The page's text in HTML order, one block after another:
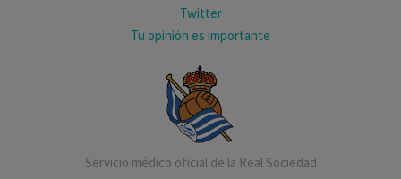
Twitter
Tu opinión es importante
Servicio médico oficial de la Real Sociedad